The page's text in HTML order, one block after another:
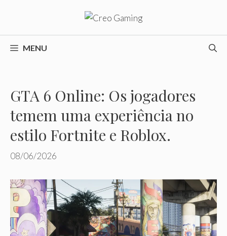
o
conteúdoMENU
GTA 6 Online: Os jogadores
temem uma experiência no
estilo Fortnite e Roblox.
08/06/2026